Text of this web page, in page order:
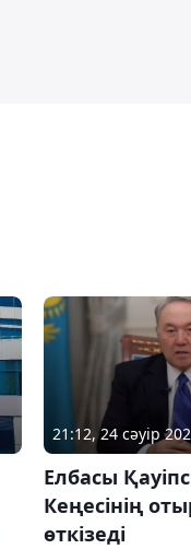
21:12, 24 сәуір
Елбасы
Кеңесінің
өткізеді